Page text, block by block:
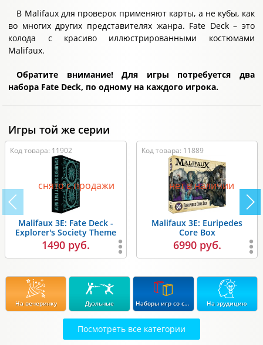
В Malifaux для проверок применяют карты, а не кубы, как
во многих других представителях жанра. Fate Deck – это
колода с красиво иллюстрированными костюмами
Malifaux.
Обратите внимание! Для игры потребуется два
набора Fate Deck, по одному на каждого игрока.
Игры той же серии
Код товара: 11902
Malifaux 3E: Fate Deck -
Explorer's Society Theme
1490 руб.
снято с продажи
Код товара: 11889
Malifaux 3E: Euripedes
Core Box
6990 руб.
нет в наличии
Дуэльные Наборы игр со скидкой до 15% На эрудицию
Стратегические
На вечеринку
В дорогу
Посмотреть все категории